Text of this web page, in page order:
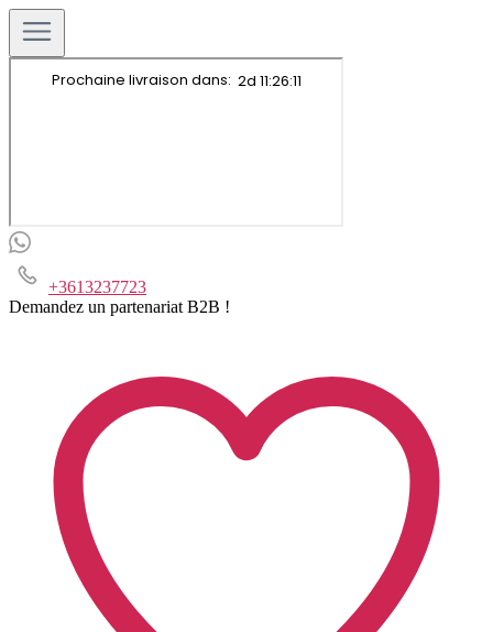
+3613237723
Demandez un partenariat B2B !